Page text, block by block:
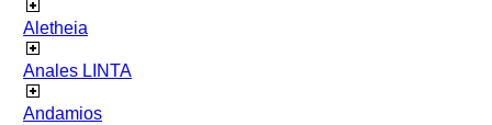
Aletheia
Anales LINTA
Andamios